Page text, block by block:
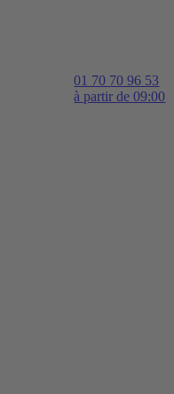
01 70 70 96 53
à partir de 09:00